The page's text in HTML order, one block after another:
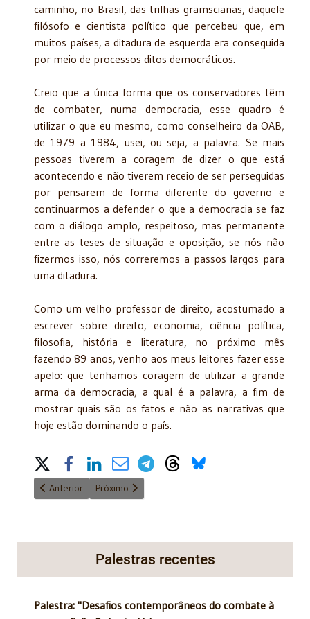
caminho, no Brasil, das trilhas gramscianas, daquele
filósofo e cientista político que percebeu que, em
muitos países, a ditadura de esquerda era conseguida
por meio de processos ditos democráticos.
Creio que a única forma que os conservadores têm
de combater, numa democracia, esse quadro é
utilizar o que eu mesmo, como conselheiro da OAB,
de 1979 a 1984, usei, ou seja, a palavra. Se mais
pessoas tiverem a coragem de dizer o que está
acontecendo e não tiverem receio de ser perseguidas
por pensarem de forma diferente do governo e
continuarmos a defender o que a democracia se faz
com o diálogo amplo, respeitoso, mas permanente
entre as teses de situação e oposição, se nós não
fizermos isso, nós correremos a passos largos para
uma ditadura.
Como um velho professor de direito, acostumado a
escrever sobre direito, economia, ciência política,
filosofia, história e literatura, no próximo mês
fazendo 89 anos, venho aos meus leitores fazer esse
apelo: que tenhamos coragem de utilizar a grande
arma da democracia, a qual é a palavra, a fim de
mostrar quais são os fatos e não as narrativas que
hoje estão dominando o país.
Share on Social Media
Artigo anterior: A proposta de celibato na reforma do Código
Anterior Próximo artigo: Arapongagem na abin paralela
Próximo
Palestras recentes
Palestra: "Desafios contemporâneos do combate à